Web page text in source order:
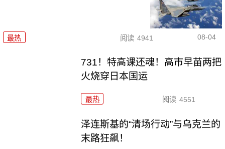
最热 阅读 4941 08-04
731！特高课还魂！高市早苗两把
火烧穿日本国运
最热 阅读 4551
泽连斯基的“清场行动”与乌克兰的
末路狂飙！